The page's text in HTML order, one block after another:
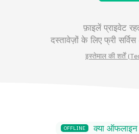
फ़ाइलें प्राइवेट
दस्तावेज़ों के लिए फ्री सर्विस
इस्तेमाल की शर्तें
OFFLINE क्या